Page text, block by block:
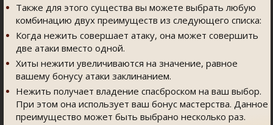
Также для этого существа вы можете выбрать любую
комбинацию двух преимуществ из следующего списка:
Когда нежить совершает атаку, она может совершить
две атаки вместо одной.
Хиты нежити увеличиваются на значение, равное
вашему бонусу атаки заклинанием.
Нежить получает владение спасброском на ваш выбор.
При этом она использует ваш бонус мастерства. Данное
преимущество может быть выбрано несколько раз.